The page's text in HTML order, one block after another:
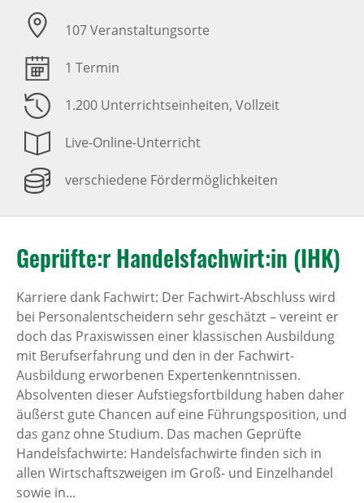
107 Veranstaltungsorte
1 Termin
1.200 Unterrichtseinheiten, Vollzeit
Live-Online-Unterricht
verschiedene Fördermöglichkeiten
Geprüfte:r Handelsfachwirt:in (IHK)
Karriere dank Fachwirt: Der Fachwirt-Abschluss wird
bei Personalentscheidern sehr geschätzt – vereint er
doch das Praxiswissen einer klassischen Ausbildung
mit Berufserfahrung und den in der Fachwirt-
Ausbildung erworbenen Expertenkenntnissen.
Absolventen dieser Aufstiegsfortbildung haben daher
äußerst gute Chancen auf eine Führungsposition, und
das ganz ohne Studium. Das machen Geprüfte
Handelsfachwirte: Handelsfachwirte finden sich in
allen Wirtschaftszweigen im Groß- und Einzelhandel
sowie in...